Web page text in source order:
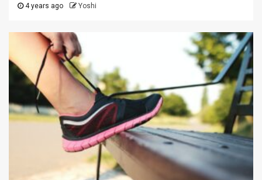
4 years ago Yoshi